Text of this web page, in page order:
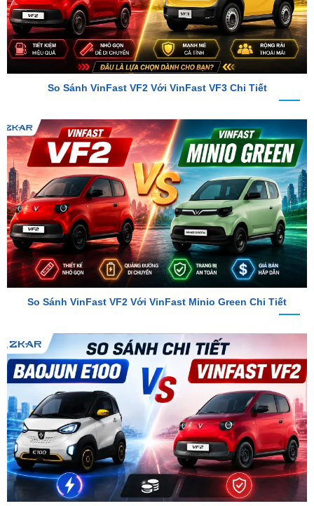
So Sánh VinFast VF2 Với VinFast VF3 Chi Tiết
So Sánh VinFast VF2 Với VinFast Minio Green Chi Tiết
So Sánh Chi Tiết Baojun E100 Và VinFast VF2